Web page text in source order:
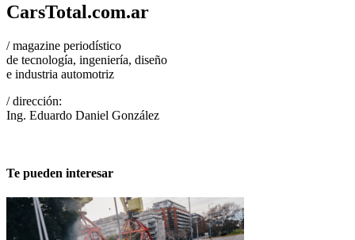
CarsTotal.com.ar
/ magazine periodístico
de tecnología, ingeniería, diseño
e industria automotriz
/ dirección:
Ing. Eduardo Daniel González
Te pueden interesar